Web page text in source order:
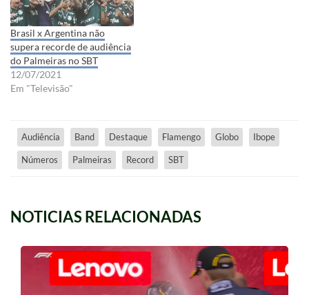
Brasil x Argentina não
supera recorde de audiência
do Palmeiras no SBT
12/07/2021
Em "Televisão"
Audiência Band Destaque Flamengo Globo Ibope
Números Palmeiras Record SBT
NOTICIAS RELACIONADAS